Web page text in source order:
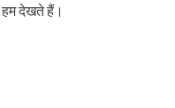
देखते हैं।